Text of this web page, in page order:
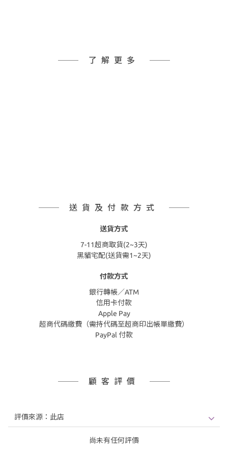
了解更多
送貨及付款方式
送貨方式
7-11超商取貨(2~3天)
黑貓宅配(送貨需1~2天)
付款方式
銀行轉帳／ATM
信用卡付款
Apple Pay
超商代碼繳費（需持代碼至超商印出帳單繳費）
PayPal 付款
顧客評價
尚未有任何評價